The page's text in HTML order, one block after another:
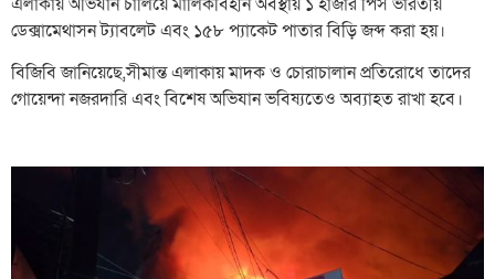
ডেক্সামেথাসন ট্যাবলেট এবং ১৫৮ প্যাকেট পাতার বিড়ি জব্দ করা হয়।
বিজিবি জানিয়েছে,সীমান্ত এলাকায় মাদক ও চোরাচালান প্রতিরোধে তাদের
গোয়েন্দা নজরদারি এবং বিশেষ অভিযান ভবিষ্যতেও অব্যাহত রাখা হবে।